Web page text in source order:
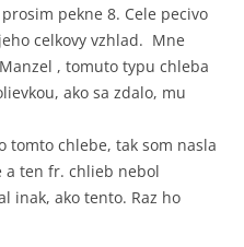
pekne 8. Cele pecivo
celkovy vzhlad. Mne
, tomuto typu chleba
ako sa zdalo, mu
tomto chlebe, tak som nasla
a ten fr. chlieb nebol
inak, ako tento. Raz ho